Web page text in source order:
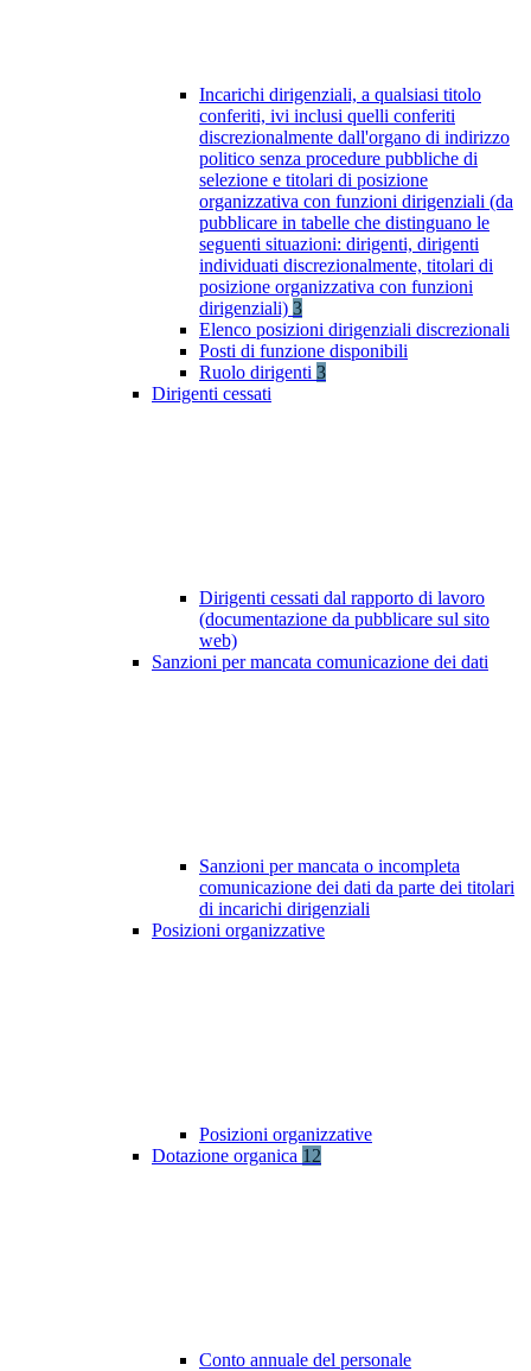
Incarichi dirigenziali, a qualsiasi titolo
conferiti, ivi inclusi quelli conferiti
discrezionalmente dall'organo di indirizzo
politico senza procedure pubbliche di
selezione e titolari di posizione
organizzativa con funzioni dirigenziali (da
pubblicare in tabelle che distinguano le
seguenti situazioni: dirigenti, dirigenti
individuati discrezionalmente, titolari di
posizione organizzativa con funzioni
dirigenziali) 3
Elenco posizioni dirigenziali discrezionali
Posti di funzione disponibili
Ruolo dirigenti 3
Dirigenti cessati
Dirigenti cessati dal rapporto di lavoro
(documentazione da pubblicare sul sito
web)
Sanzioni per mancata comunicazione dei dati
Sanzioni per mancata o incompleta
comunicazione dei dati da parte dei titolari
di incarichi dirigenziali
Posizioni organizzative
Posizioni organizzative
Dotazione organica 12
Conto annuale del personale